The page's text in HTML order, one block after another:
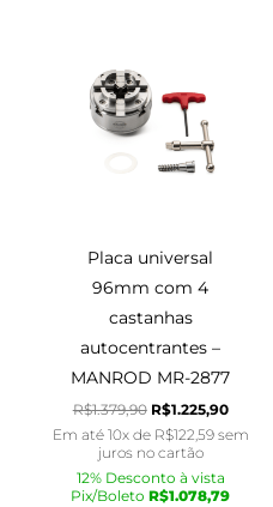
Placa universal
96mm com 4
castanhas
autocentrantes –
MANROD MR-2877
R$1.379,90
R$1.379,90.
R$1.225,90
Em até 10x de R$122,59 sem
juros no cartão
12% Desconto à vista
Pix/Boleto R$1.078,79